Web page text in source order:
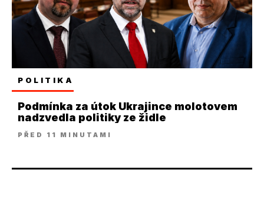
POLITIKA
Podmínka za útok Ukrajince molotovem
nadzvedla politiky ze židle
PŘED 11 MINUTAMI